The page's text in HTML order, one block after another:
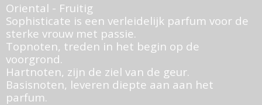
Oriental - Fruitig
Sophisticate is een verleidelijk parfum voor de
sterke vrouw met passie.
Topnoten, treden in het begin op de
voorgrond.
Hartnoten, zijn de ziel van de geur.
Basisnoten, leveren diepte aan aan het
parfum.